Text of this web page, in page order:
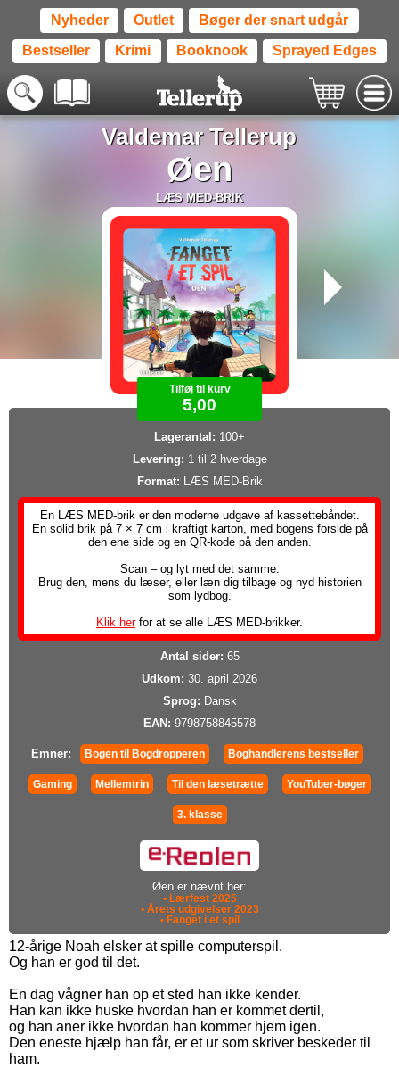
Nyheder Outlet Bøger der snart udgår
Bestseller Krimi Booknook Sprayed Edges
Valdemar Tellerup
Øen
LÆS MED-BRIK
Tilføj til kurv
5,00
Lagerantal: 100+
Levering: 1 til 2 hverdage
Format: LÆS MED-Brik
En LÆS MED-brik er den moderne udgave af kassettebåndet.
En solid brik på 7 × 7 cm i kraftigt karton, med bogens forside på
den ene side og en QR-kode på den anden.
Scan – og lyt med det samme.
Brug den, mens du læser, eller læn dig tilbage og nyd historien
som lydbog.
Klik herfor at se alle LÆS MED-brikker.
Antal sider: 65
Udkom: 30. april 2026
Sprog: Dansk
EAN: 9798758845578
Emner: Bogen til Bogdropperen Boghandlerens bestseller
Gaming Mellemtrin Til den læsetrætte YouTuber-bøger
3. klasse
Øen er nævnt her:
• Lærfest 2025
• Årets udgivelser 2023
• Fanget i et spil
12-årige Noah elsker at spille computerspil.
Og han er god til det.
En dag vågner han op et sted han ikke kender.
Han kan ikke huske hvordan han er kommet dertil,
og han aner ikke hvordan han kommer hjem igen.
Den eneste hjælp han får, er et ur som skriver beskeder til
ham.